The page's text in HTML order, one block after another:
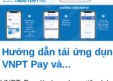
Hướng dẫn tải ứng dụng
VNPT Pay và...